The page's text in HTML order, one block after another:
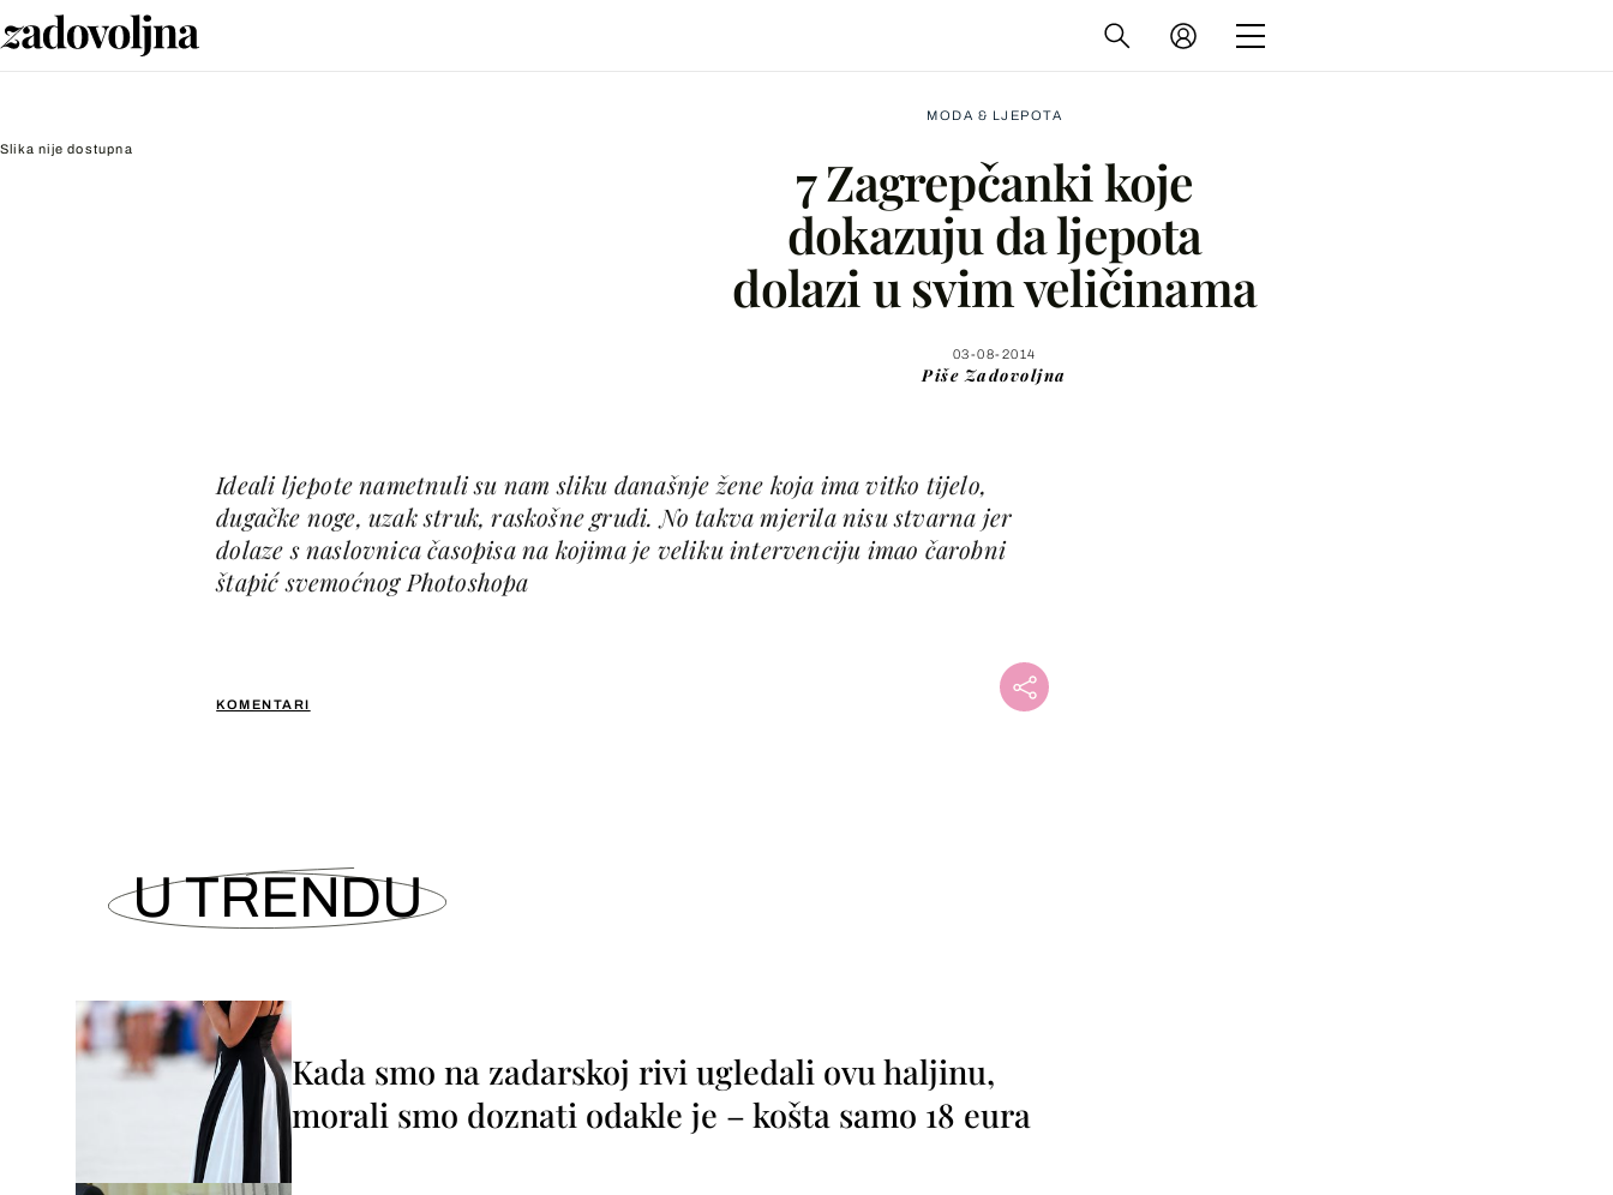
Slika nije dostupna
MODA & LJEPOTA
7 Zagrepčanki koje
dokazuju da ljepota
dolazi u svim veličinama
03-08-2014
Piše Zadovoljna
KOMENTARI
Ideali ljepote nametnuli su nam sliku današnje žene koja ima vitko tijelo,
dugačke noge, uzak struk, raskošne grudi. No takva mjerila nisu stvarna jer
dolaze s naslovnica časopisa na kojima je veliku intervenciju imao čarobni
štapić svemoćnog Photoshopa
Facebook
Viber
U TRENDU
Kada smo na zadarskoj rivi ugledali ovu haljinu,
morali smo doznati odakle je – košta samo 18 eura